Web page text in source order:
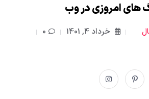
های امروزی در وب
خرداد 4, 1401
0